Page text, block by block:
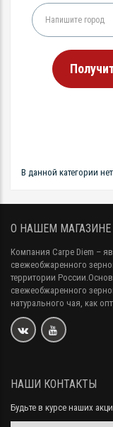
В данной категории
О НАШЕМ МАГАЗИНЕ
Компания Carpe Diem –
свежеобжаренного
территории
свежеобжаренного
натурального чая, как
НАШИ КОНТАКТЫ
Будьте в курсе наших